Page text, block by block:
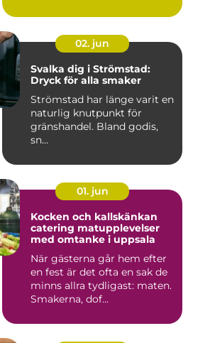
02. jun
Svalka dig i Strömstad:
Dryck för alla smaker
Strömstad har länge varit en
naturlig knutpunkt för
gränshandel. Bland godis,
sn...
01. jun
Kocken och kallskänkan
catering matupplevelser
med omtanke i uppsala
När gästerna går hem efter
en fest är det ofta en sak de
minns allra tydligast: maten.
Smakerna, dof...